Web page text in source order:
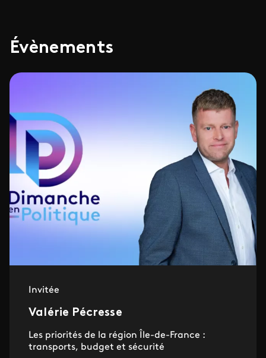
Évènements
Invitée
Valérie Pécresse
Les priorités de la région Île-de-France :
transports, budget et sécurité